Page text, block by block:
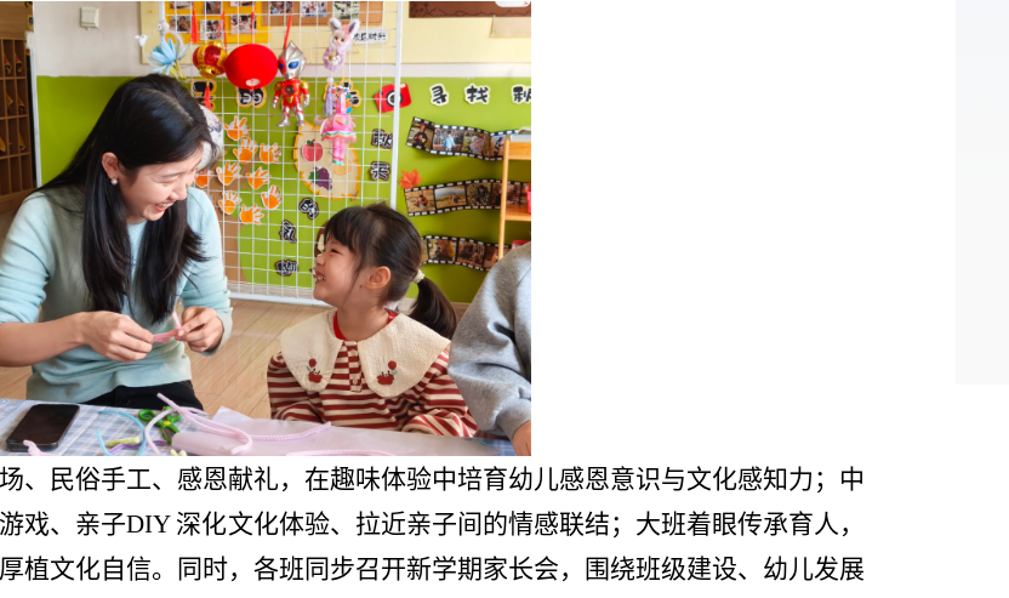
、民俗手工、感恩献礼， 在趣味体验中培育幼儿感恩意识与文化感知力；中
戏、 亲子DIY 深化文化体验、 拉近亲子间的情感联结；大班着眼传承育人，
植文化自信。同时，各班同步召开新学期家长会，围绕班级建设、幼儿发展